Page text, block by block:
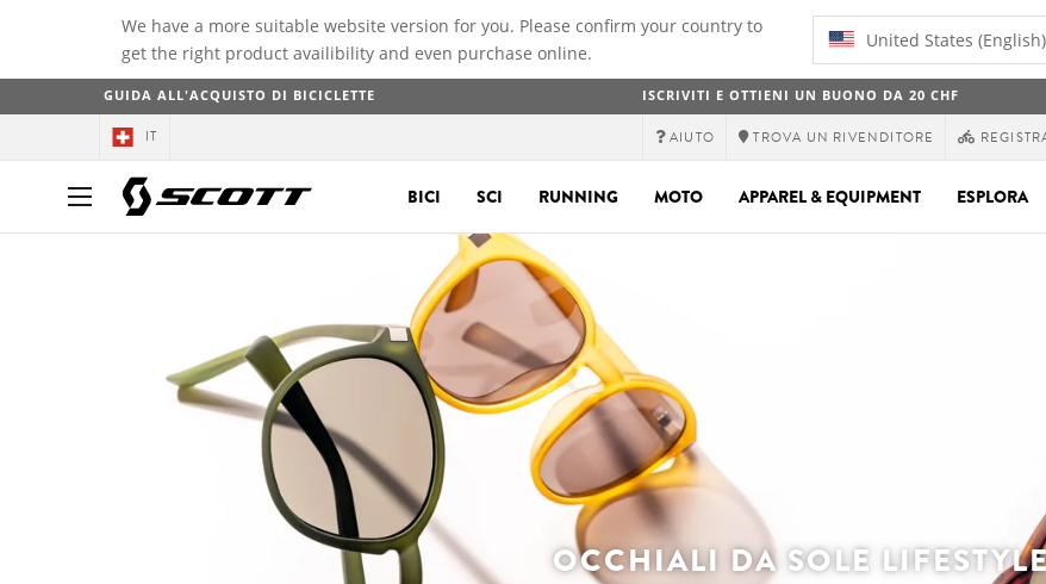
We have a more suitable website version for you. Please confirm your country to
get the right product availibility and even purchase online.
United States (English)
GUIDA ALL'ACQUISTO DI BICICLETTE ISCRIVITI E OTTIENI UN BUONO DA 20 CHF
IT AIUTO TROVA UN RIVENDITORE
BICI SCI RUNNING MOTO APPAREL & EQUIPMENT ESPLORA
OCCHIALI DA SOLE LIFESTYLE